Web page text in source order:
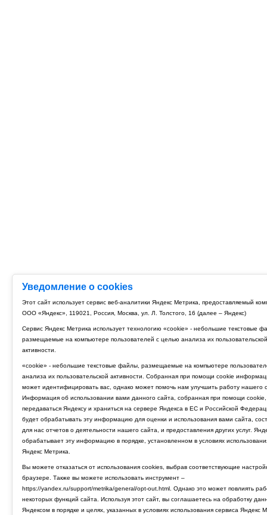
Уведомление о cookies
Этот сайт использует сервис веб-аналитики Яндекс Метрика, предоставляемый
ООО «Яндекс», 119021, Россия, Москва, ул. Л. Толстого, 16 (далее – Яндекс)
Сервис Яндекс Метрика использует технологию «cookie» - небольшие текстовые
размещаемые на компьютере пользователей с целью анализа их пользовательской
активности.
«cookie» - небольшие текстовые файлы, размещаемые на компьютере
анализа их пользовательской активности. Собранная при помощи cookie
может идентифицировать вас, однако может помочь нам улучшить работу нашего
Информация об использовании вами данного сайта, собранная при помощи cookie,
передаваться Яндексу и храниться на сервере Яндекса в ЕС и Российской
будет обрабатывать эту информацию для оценки и использования вами сайта,
для нас отчетов о деятельности нашего сайта, и предоставления других услуг.
обрабатывает эту информацию в порядке, установленном в условиях
Яндекс Метрика.
Вы можете отказаться от использования cookies, выбрав соответствующие
браузере. Также вы можете использовать инструмент –
https://yandex.ru/support/metrika/general/opt-out.html. Однако это может повлиять
некоторых функций сайта. Используя этот сайт, вы соглашаетесь на обработку
Яндексом в порядке и целях, указанных в условиях использования сервиса Яндекс